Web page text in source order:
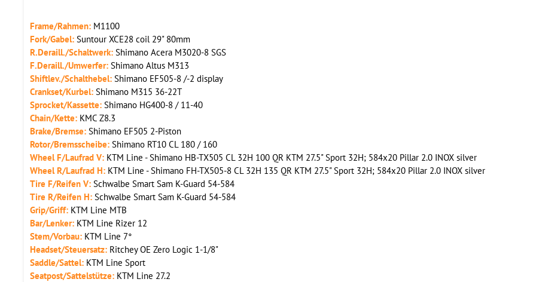
Frame/Rahmen: M1100
Fork/Gabel: Suntour XCE28 coil 29" 80mm
R.Deraill./Schaltwerk: Shimano Acera M3020-8 SGS
F.Deraill./Umwerfer: Shimano Altus M313
Shiftlev./Schalthebel: Shimano EF505-8 /-2 display
Crankset/Kurbel: Shimano M315 36-22T
Sprocket/Kassette: Shimano HG400-8 / 11-40
Chain/Kette: KMC Z8.3
Brake/Bremse: Shimano EF505 2-Piston
Rotor/Bremsscheibe: Shimano RT10 CL 180 / 160
Wheel F/Laufrad V: KTM Line - Shimano HB-TX505 CL 32H 100 QR KTM 27.5" Sport 32H; 584x20 Pillar 2.0 INOX silver
Wheel R/Laufrad H: KTM Line - Shimano FH-TX505-8 CL 32H 135 QR KTM 27.5" Sport 32H; 584x20 Pillar 2.0 INOX silver
Tire F/Reifen V: Schwalbe Smart Sam K-Guard 54-584
Tire R/Reifen H: Schwalbe Smart Sam K-Guard 54-584
Grip/Griff: KTM Line MTB
Bar/Lenker: KTM Line Rizer 12
Stem/Vorbau: KTM Line 7°
Headset/Steuersatz: Ritchey OE Zero Logic 1-1/8"
Saddle/Sattel: KTM Line Sport
Seatpost/Sattelstütze: KTM Line 27.2